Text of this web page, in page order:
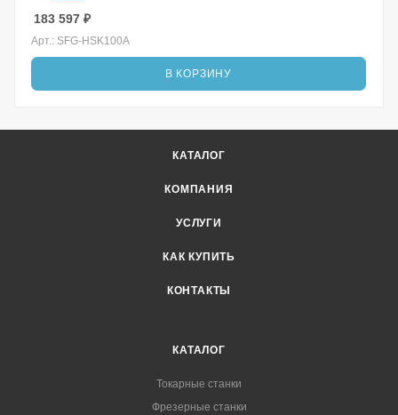
183 597 ₽
Арт.: SFG-HSK100A
В КОРЗИНУ
КАТАЛОГ
КОМПАНИЯ
УСЛУГИ
КАК КУПИТЬ
КОНТАКТЫ
КАТАЛОГ
Токарные станки
Фрезерные станки